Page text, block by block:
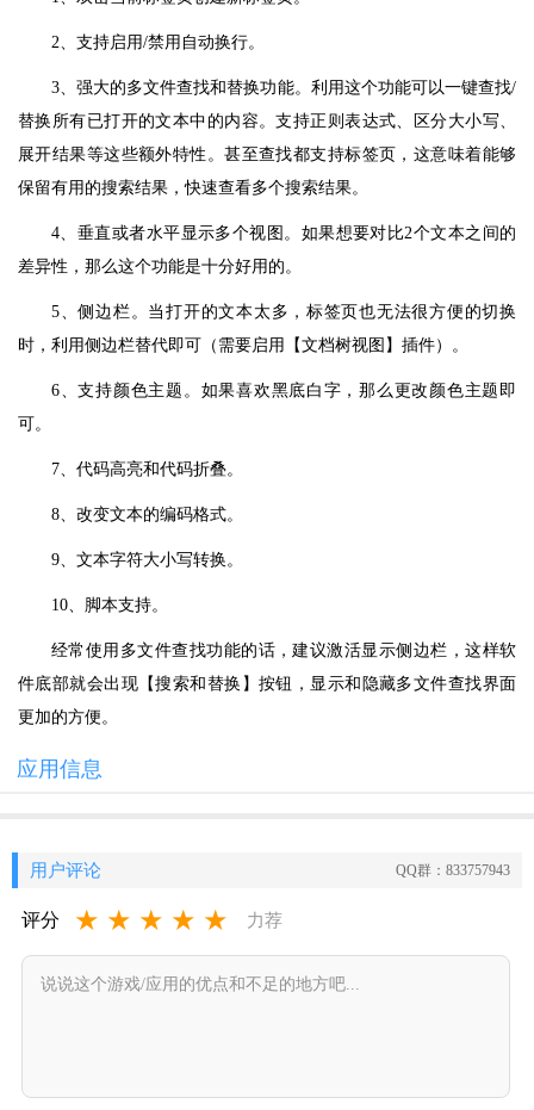
2、支持启用/禁用自动换行。
3、强大的多文件查找和替换功能。利用这个功能可以一键查找/
替换所有已打开的文本中的内容。支持正则表达式、区分大小写、
展开结果等这些额外特性。甚至查找都支持标签页，这意味着能够
保留有用的搜索结果，快速查看多个搜索结果。
4、垂直或者水平显示多个视图。如果想要对比2个文本之间的
差异性，那么这个功能是十分好用的。
5、侧边栏。当打开的文本太多，标签页也无法很方便的切换
时，利用侧边栏替代即可（需要启用【文档树视图】插件）。
6、支持颜色主题。如果喜欢黑底白字，那么更改颜色主题即
可。
7、代码高亮和代码折叠。
8、改变文本的编码格式。
9、文本字符大小写转换。
10、脚本支持。
经常使用多文件查找功能的话，建议激活显示侧边栏，这样软
件底部就会出现【搜索和替换】按钮，显示和隐藏多文件查找界面
更加的方便。
应用信息
用户评论 QQ群：833757943
评分 ★ ★ ★ ★ ★ 力荐